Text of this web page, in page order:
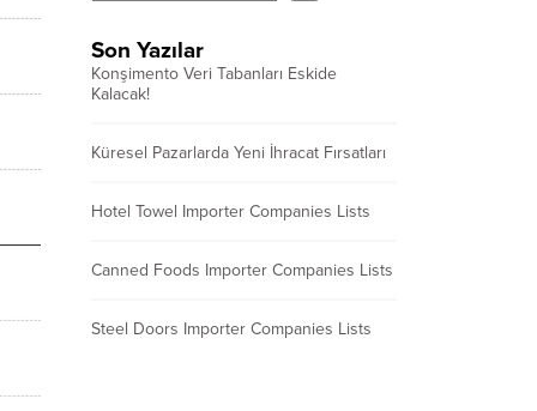
Son Yazılar
Konşimento Veri Tabanları Eskide
Kalacak!
Küresel Pazarlarda Yeni İhracat Fırsatları
Hotel Towel Importer Companies Lists
Canned Foods Importer Companies Lists
Steel Doors Importer Companies Lists